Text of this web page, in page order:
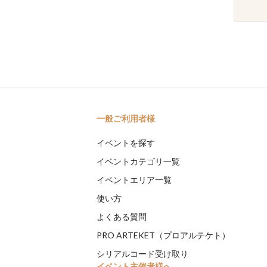
一般ご利用者様
イベントを探す
イベントカテゴリ一覧
イベントエリア一覧
使い方
よくある質問
PRO ARTEKET（プロアルテケト）
シリアルコード受け取り